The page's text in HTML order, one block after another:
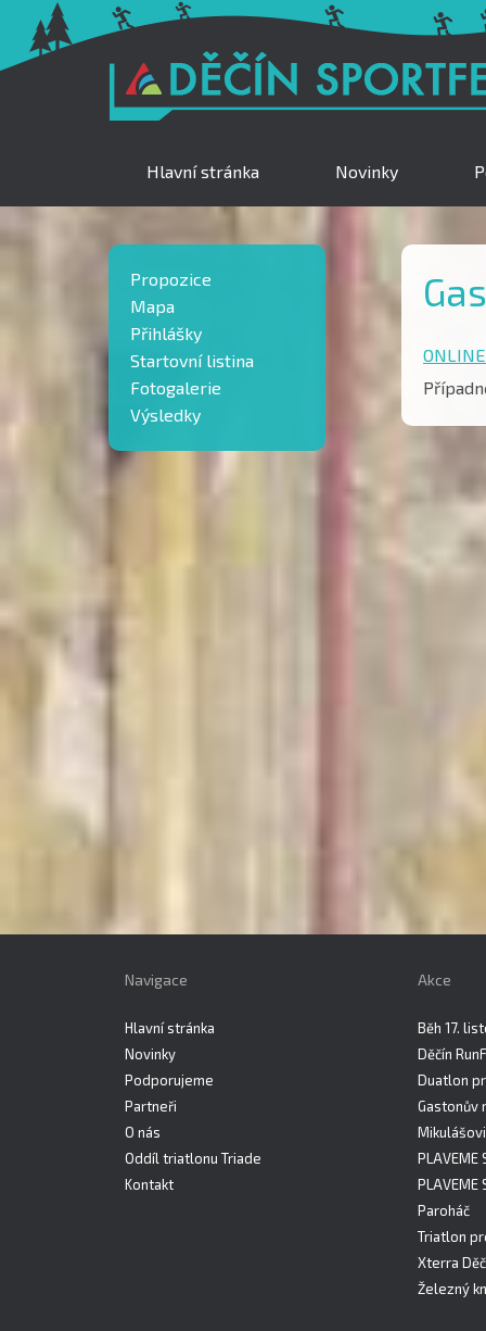
Hlavní stránka Novinky
Propozice
Mapa
Přihlášky
Startovní listina
Fotogalerie
Výsledky
Navigace
Hlavní stránka
Novinky
Podporujeme
Partneři
O nás
Oddíl triatlonu Triade
Kontakt
Akce
Běh 17.
Děčín
Duatlon
Gastonův
PLAVEME
PLAVEME
Paroháč
Triatlon
Xterra
Železný